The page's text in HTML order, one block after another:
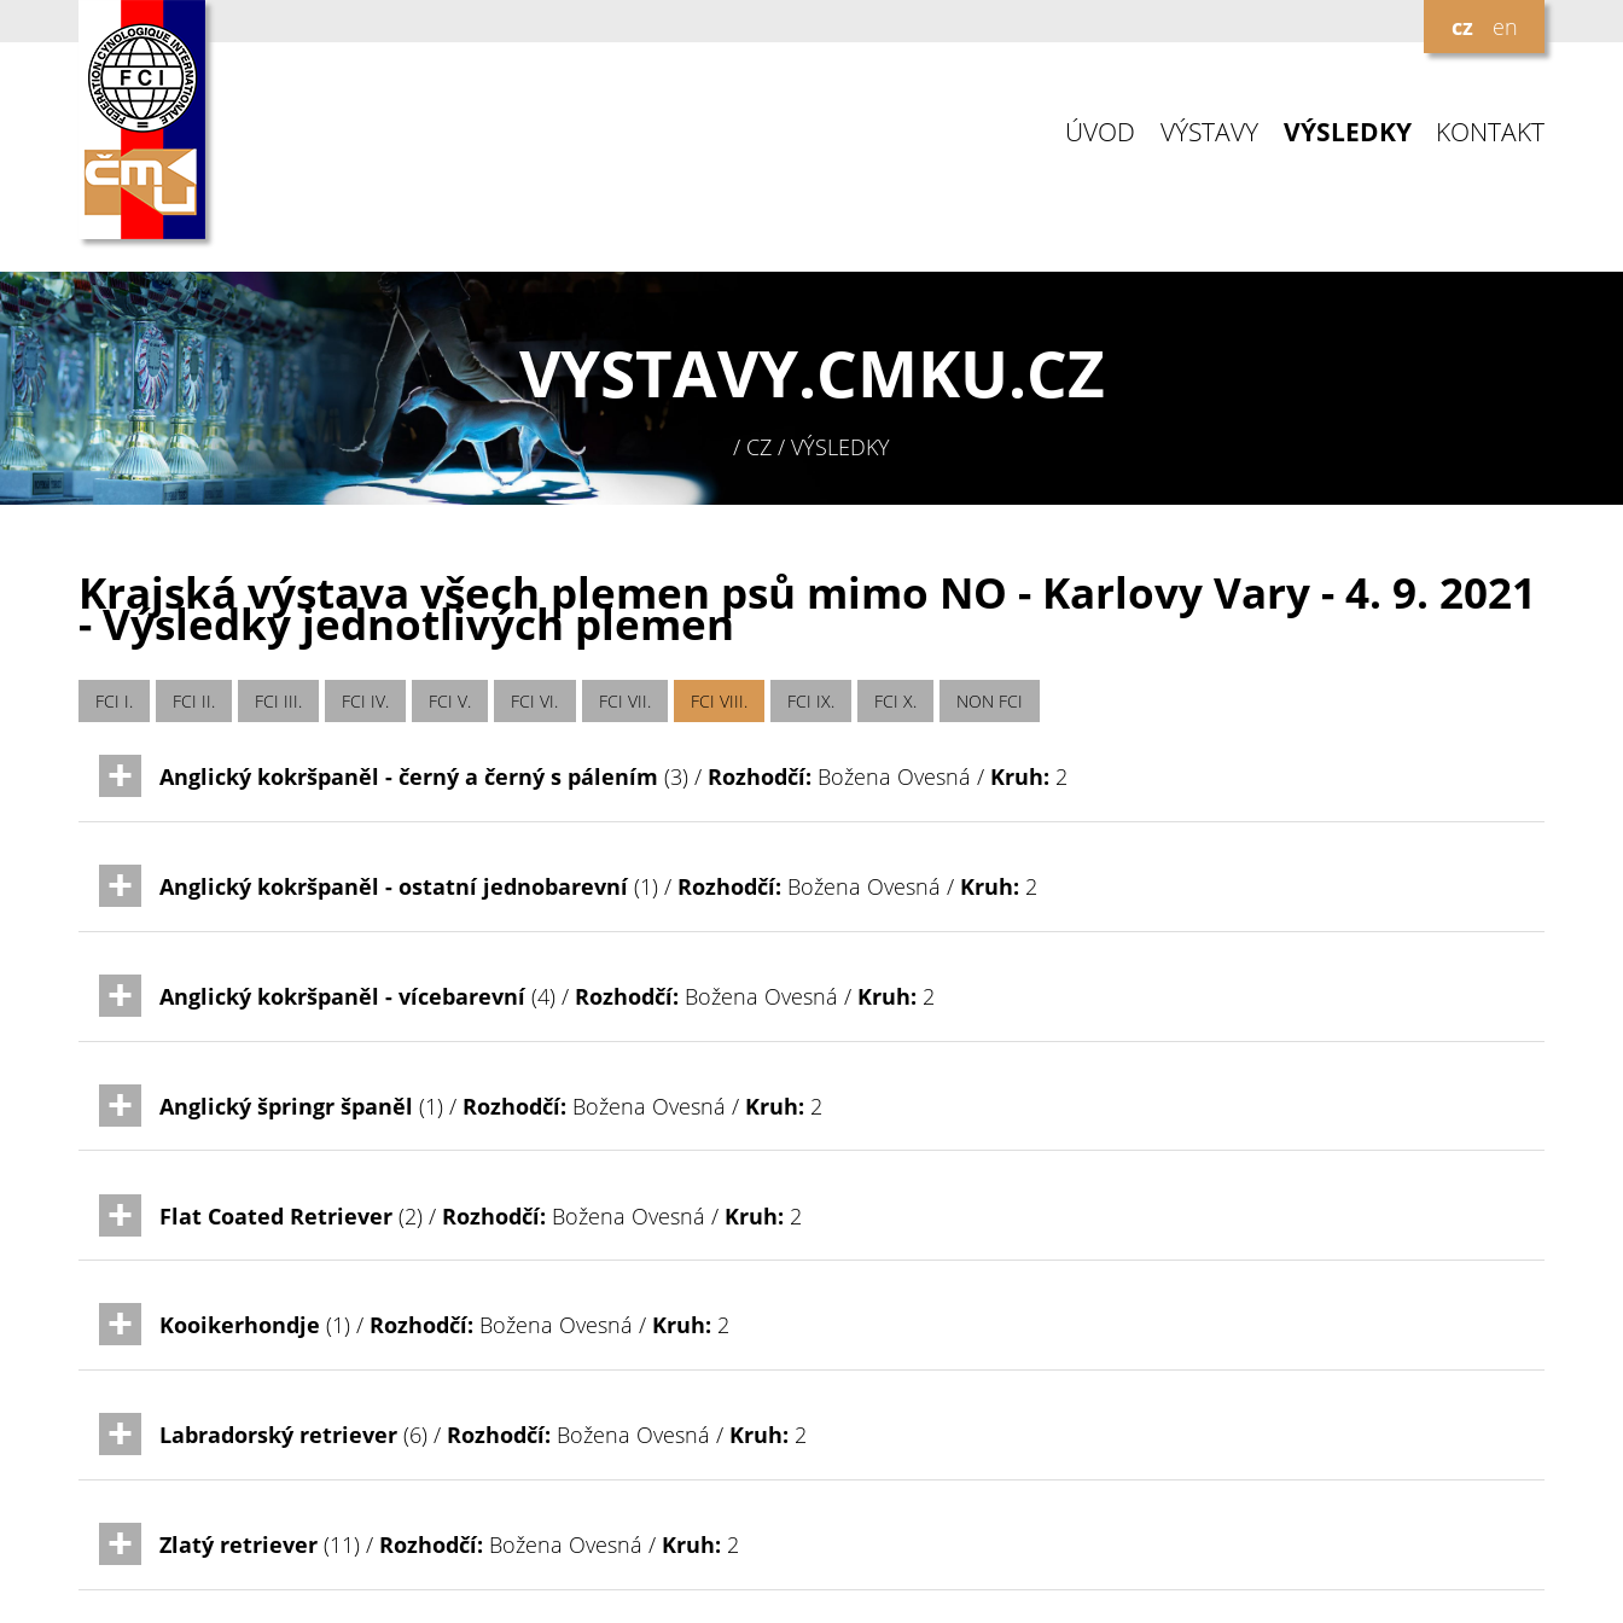
cz en
ÚVOD VÝSTAVY VÝSLEDKY KONTAKT
VYSTAVY.CMKU.CZ
/ CZ / VÝSLEDKY
Krajská výstava všech plemen psů mimo NO - Karlovy Vary - 4. 9. 2021
- Výsledky jednotlivých plemen
FCI I. FCI II. FCI III. FCI IV. FCI V. FCI VI. FCI VII. FCI VIII. FCI IX. FCI X. NON FCI
Anglický kokršpaněl - černý a černý s pálením (3) / Rozhodčí: Božena Ovesná / Kruh: 2
Anglický kokršpaněl - ostatní jednobarevní(1) / Rozhodčí: Božena Ovesná / Kruh: 2
Anglický kokršpaněl - vícebarevní(4) / Rozhodčí: Božena Ovesná / Kruh: 2
Anglický špringr španěl (1) / Rozhodčí: Božena Ovesná / Kruh: 2
Flat Coated Retriever (2) / Rozhodčí: Božena Ovesná / Kruh: 2
Kooikerhondje (1) / Rozhodčí: Božena Ovesná / Kruh: 2
Labradorský retriever (6) / Rozhodčí: Božena Ovesná / Kruh: 2
Zlatý retriever (11) / Rozhodčí: Božena Ovesná / Kruh: 2